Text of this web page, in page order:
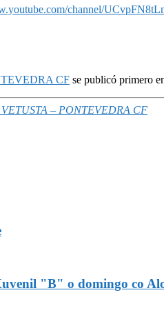
channel/
CF se publicó primero
– PONTEVEDRA CF
"B" o domingo co